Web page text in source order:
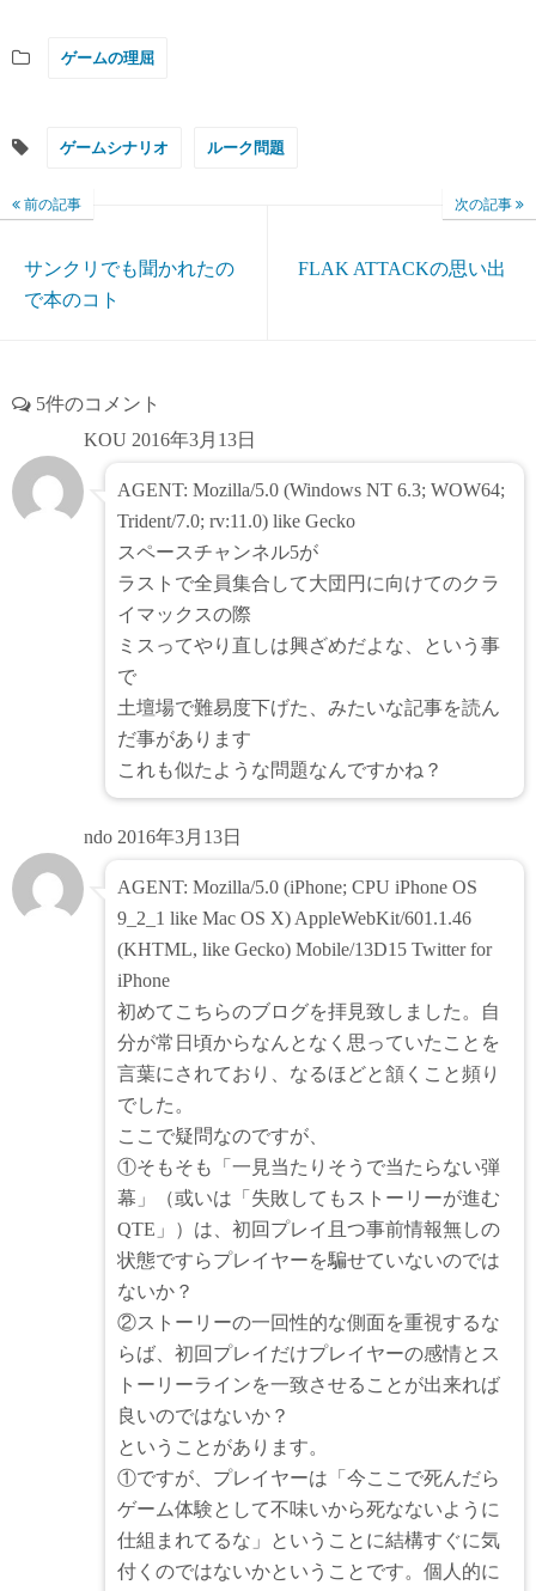
ゲームの理屈
ゲームシナリオ ルーク問題
前の記事
サンクリでも聞かれたの
で本のコト
次の記事
FLAK ATTACKの思い出
5件のコメント
KOU 2016年3月13日
AGENT: Mozilla/5.0 (Windows NT 6.3; WOW64;
Trident/7.0; rv:11.0) like Gecko
スペースチャンネル5が
ラストで全員集合して大団円に向けてのクラ
イマックスの際
ミスってやり直しは興ざめだよな、という事
で
土壇場で難易度下げた、みたいな記事を読ん
だ事があります
これも似たような問題なんですかね？
ndo 2016年3月13日
AGENT: Mozilla/5.0 (iPhone; CPU iPhone OS
9_2_1 like Mac OS X) AppleWebKit/601.1.46
(KHTML, like Gecko) Mobile/13D15 Twitter for
iPhone
初めてこちらのブログを拝見致しました。自
分が常日頃からなんとなく思っていたことを
言葉にされており、なるほどと頷くこと頻り
でした。
ここで疑問なのですが、
①そもそも「一見当たりそうで当たらない弾
幕」（或いは「失敗してもストーリーが進む
QTE」）は、初回プレイ且つ事前情報無しの
状態ですらプレイヤーを騙せていないのでは
ないか？
②ストーリーの一回性的な側面を重視するな
らば、初回プレイだけプレイヤーの感情とス
トーリーラインを一致させることが出来れば
良いのではないか？
ということがあります。
①ですが、プレイヤーは「今ここで死んだら
ゲーム体験として不味いから死なないように
仕組まれてるな」ということに結構すぐに気
付くのではないかということです。個人的に